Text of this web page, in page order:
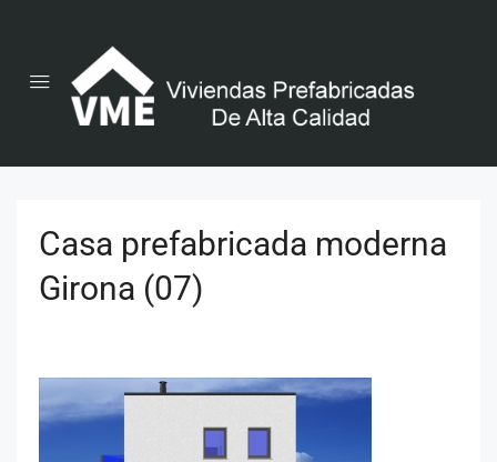
Casa prefabricada moderna
Girona (07)